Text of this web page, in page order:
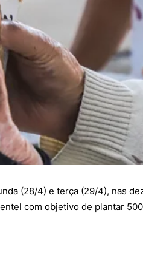
(28/4) e terça (29/4), nas
com objetivo de plantar